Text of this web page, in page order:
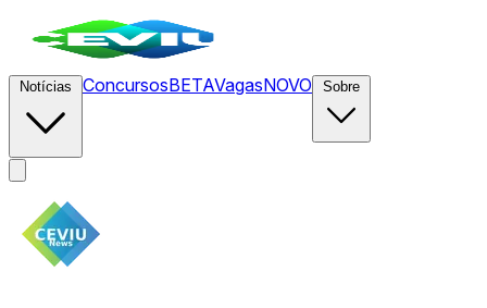
ConcursosBETAVagasNOVO